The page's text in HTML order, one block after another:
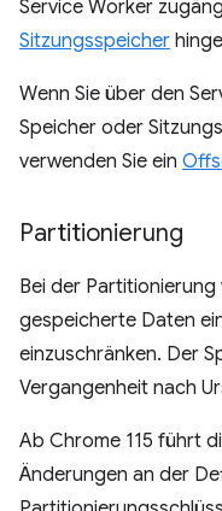
Service Worker
Sitzungsspeicher
Wenn Sie über den
Speicher oder
verwenden Sie ein
Partitionierung
Bei der
gespeicherte Daten
einzuschränken. Der
Vergangenheit nach
Ab Chrome 115 führt
Änderungen an der